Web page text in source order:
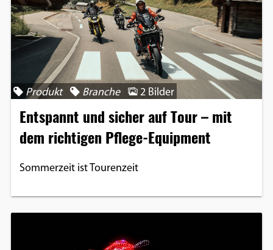
Produkt Branche 2 Bilder
Entspannt und sicher auf Tour – mit
dem richtigen Pflege-Equipment
Sommerzeit ist Tourenzeit